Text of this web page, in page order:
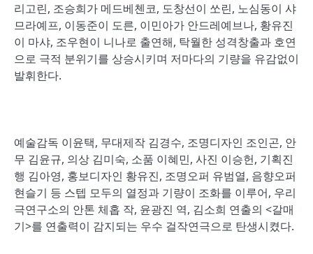
리고린, 조승희가 메드베첸코, 도창선이 쏘린, 노심동이 샤
므라예프, 이동준이 도른, 이민아가 안드레예브나, 황유진
이 마샤, 조우현이 니나로 출연해, 탁월한 성격창출과 호연
으로 극적 분위기를 상승시키며 저마다의 기량을 유감없이
발휘한다.
예술감독 이윤택, 무대제작 김경수, 조명디자인 조인곤, 안
무 김윤규, 의상 김미숙, 소품 이혜민, 사진 이승헌, 기획진
행 김아영, 홍보디자인 황유진, 조명오퍼 유범열, 음향오퍼
현슬기 등 스텝 모두의 열정과 기량이 조화를 이루어, 우리
극연구소의 안톤 체홉 작, 윤광진 역, 김소희 연출의 <갈매
기>를 연출력이 감지되는 우수 걸작연극으로 탄생시켰다.